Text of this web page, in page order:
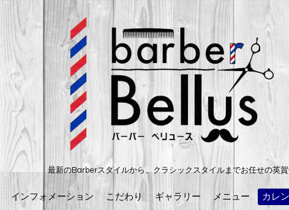
最新のBarberスタイルから、クラシックスタイルまでお任せの英
インフォメーション こだわり ギャラリー メニュー カレ